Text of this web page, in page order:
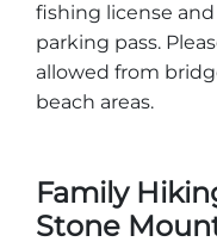
fishing license
parking pass.
allowed from
beach areas.
Family
Stone